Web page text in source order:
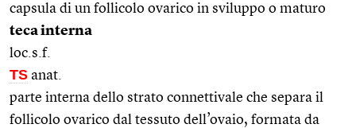
capsula di un follicolo ovarico in sviluppo o maturo
teca interna
loc.s.f.
TS anat.
parte interna dello strato connettivale che separa il
follicolo ovarico dal tessuto dell’ovaio, formata da